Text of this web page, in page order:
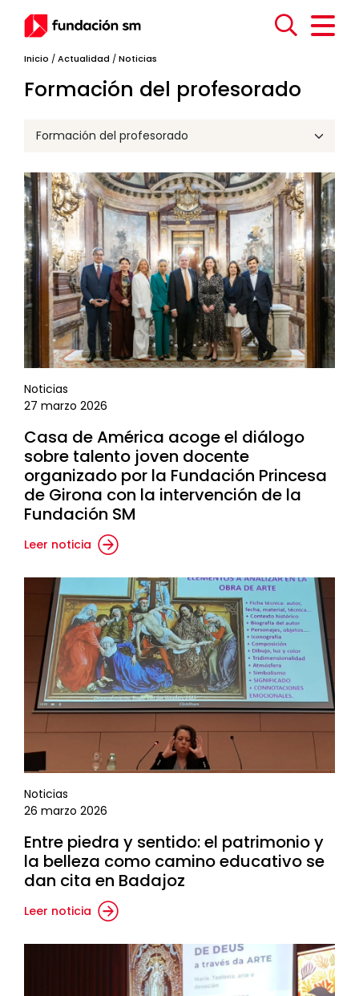
Inicio /Actualidad /Noticias
Formación del profesorado
Noticias
27 marzo 2026
Casa de América acoge el diálogo
sobre talento joven docente
organizado por la Fundación Princesa
de Girona con la intervención de la
Fundación SM
Leer noticia
Noticias
26 marzo 2026
Entre piedra y sentido: el patrimonio y
la belleza como camino educativo se
dan cita en Badajoz
Leer noticia